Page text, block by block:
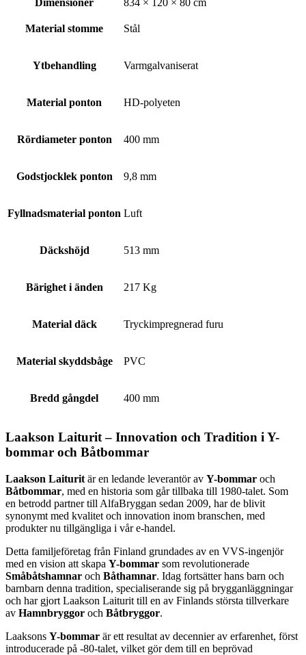
Material stomme Stål
Ytbehandling Varmgalvaniserat
Material ponton HD-polyeten
Rördiameter ponton 400 mm
Godstjocklek ponton 9,8 mm
Fyllnadsmaterial ponton Luft
Däckshöjd 513 mm
Bärighet i änden 217 Kg
Material däck Tryckimpregnerad furu
Material skyddsbåge PVC
Bredd gångdel 400 mm
Laakson Laiturit – Innovation och Tradition i Y-
bommar och Båtbommar
Laakson Laiturit är en ledande leverantör av Y-bommar och
Båtbommar, med en historia som går tillbaka till 1980-talet. Som
en betrodd partner till AlfaBryggan sedan 2009, har de blivit
synonymt med kvalitet och innovation inom branschen, med
produkter nu tillgängliga i vår e-handel.
Detta familjeföretag från Finland grundades av en VVS-ingenjör
med en vision att skapa Y-bommar som revolutionerade
Småbåtshamnar och Båthamnar. Idag fortsätter hans barn och
barnbarn denna tradition, specialiserande sig på brygganläggningar
och har gjort Laakson Laiturit till en av Finlands största tillverkare
av Hamnbryggor och Båtbryggor.
Laaksons Y-bommar är ett resultat av decennier av erfarenhet, först
introducerade på -80-talet, vilket gör dem till en beprövad